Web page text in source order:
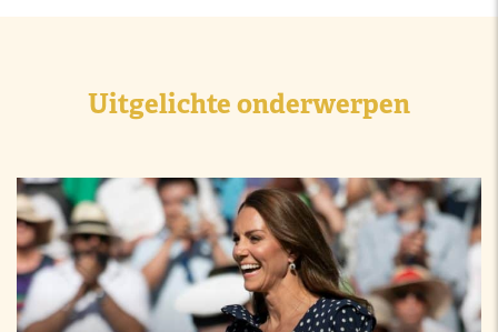
Uitgelichte onderwerpen